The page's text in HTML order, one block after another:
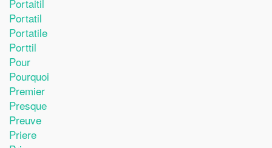
Portaitil
Portatil
Portatile
Porttil
Pour
Pourquoi
Premier
Presque
Preuve
Priere